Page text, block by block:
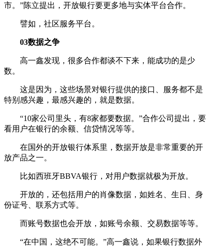
市。”陈立提出，开放银行要更多地与实体平台合作。
譬如，社区服务平台。
03数据之争
高一鑫发现，很多合作都谈不下来，能成功的是少
数。
这是因为，这些场景对银行提供的接口、服务都不是
特别感兴趣，最感兴趣的，就是数据。
“10家公司里头，有8家都要数据。”合作公司提出，要
看用户在银行的余额、信贷情况等等。
在国外的开放银行体系里，数据开放是非常重要的开
放产品之一。
比如西班牙BBVA银行，对用户数据就极为开放。
开放的，还包括用户的肖像数据，如姓名、生日、身
份证号、联系方式等。
而账号数据也会开放，如账号余额、交易数据等等。
“在中国，这绝不可能。”高一鑫说，如果银行数据外